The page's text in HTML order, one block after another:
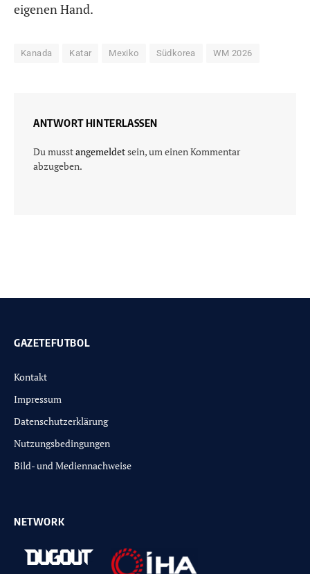
eigenen Hand.
Kanada Katar Mexiko Südkorea WM 2026
ANTWORT HINTERLASSEN
Du musstangemeldetsein, um einen Kommentar
abzugeben.
GAZETEFUTBOL
Kontakt
Impressum
Datenschutzerklärung
Nutzungsbedingungen
Bild- und Mediennachweise
NETWORK